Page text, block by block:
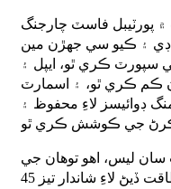
۾ پورٽيبل فاسٽ چارجنگ
ڊي ۽ ڪيو سي جهڙن مين
سپورٽ ڪري ٿو، ايپل ۽
ڪم ڪري ٿو، ۽ اسمارٽ
ڊوائيسز لاءِ محفوظ ۽
ليس، اهو توهان جي
ڊوائيسز کي ڪنهن به وقت ۾ طاقت ڏيڻ لاءِ شاندار تيز 45W